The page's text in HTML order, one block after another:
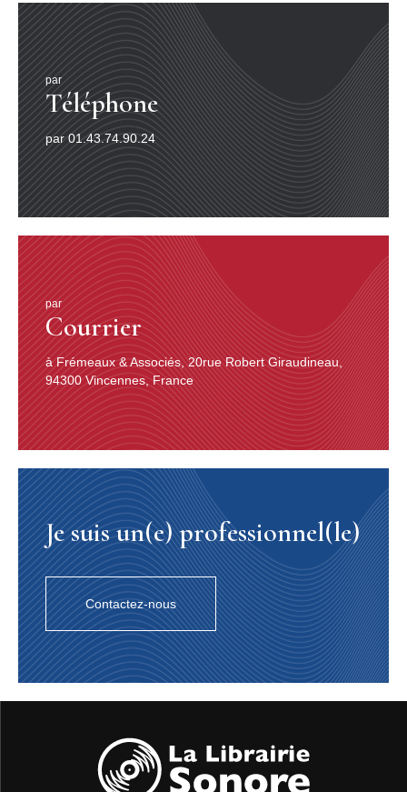
par
Téléphone
par 01.43.74.90.24
par
Courrier
à Frémeaux & Associés, 20rue Robert Giraudineau,
94300 Vincennes, France
Je suis un(e) professionnel(le)
Contactez-nous